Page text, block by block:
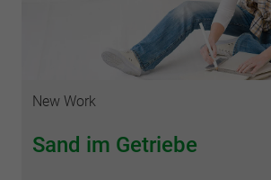
Kategorie
New Work
Sand im Getriebe